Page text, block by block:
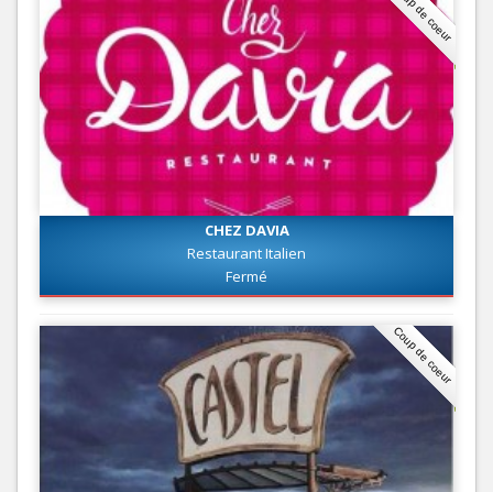
Coup de coeur
CHEZ DAVIA
Restaurant Italien
Fermé
Coup de coeur